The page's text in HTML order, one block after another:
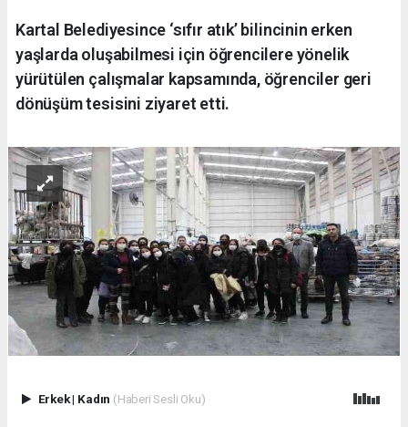
Kartal Belediyesince ‘sıfır atık’ bilincinin erken
yaşlarda oluşabilmesi için öğrencilere yönelik
yürütülen çalışmalar kapsamında, öğrenciler geri
dönüşüm tesisini ziyaret etti.
Erkek| Kadın (Haberi Sesli Oku)